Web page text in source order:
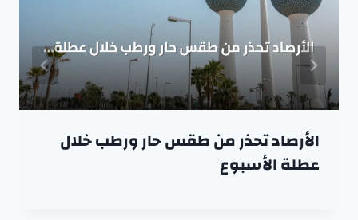
الأرصاد تحذر من طقس حار ورطب خلال
عطلة الأسبوع